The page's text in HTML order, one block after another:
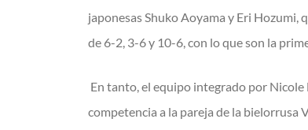
japonesas Shuko Aoyama y Eri
de 6-2, 3-6 y 10-6, con lo que son la
En tanto, el equipo integrado por
competencia a la pareja de la